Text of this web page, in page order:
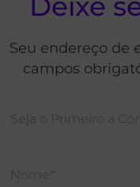
Seu endereço de
campos